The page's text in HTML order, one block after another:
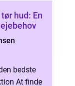
hud: En
bedste
At finde